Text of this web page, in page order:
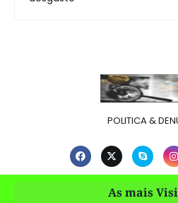
POLITICA &
As mais